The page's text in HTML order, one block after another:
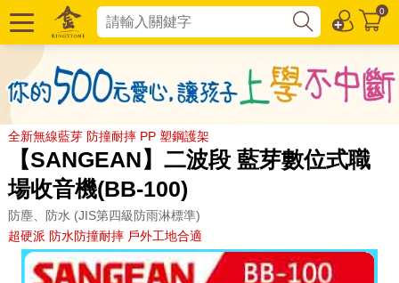
0
全新無線藍芽 防撞耐摔 PP 塑鋼護架
【SANGEAN】二波段 藍芽數位式職
場收音機(BB-100)
防塵、防水 (JIS第四級防雨淋標準)
超硬派 防水防撞耐摔 戶外工地合適